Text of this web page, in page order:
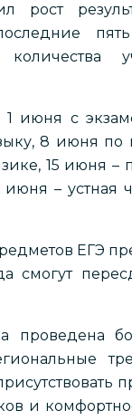
рост
количества
июня с
8 июня по
15 июня –
– устная
ЕГЭ
смогут
проведена
и